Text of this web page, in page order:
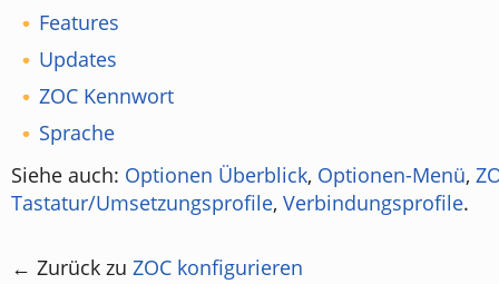
Features
Updates
ZOC Kennwort
Sprache
Siehe auch: Optionen Überblick, Optionen-Menü,
Tastatur/Umsetzungsprofile, Verbindungsprofile.
← Zurück zu ZOC konfigurieren